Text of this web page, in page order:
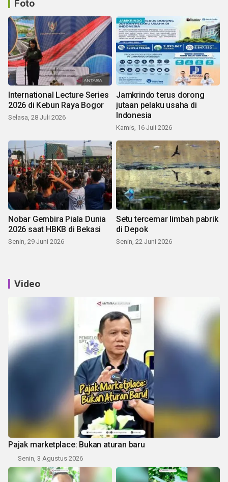
Foto
International Lecture Series
2026 di Kebun Raya Bogor
Selasa, 28 Juli 2026
Jamkrindo terus dorong
jutaan pelaku usaha di
Indonesia
Kamis, 16 Juli 2026
Nobar Gembira Piala Dunia
2026 saat HBKB di Bekasi
Senin, 29 Juni 2026
Setu tercemar limbah pabrik
di Depok
Senin, 22 Juni 2026
Video
Pajak marketplace: Bukan aturan baru
Senin, 3 Agustus 2026